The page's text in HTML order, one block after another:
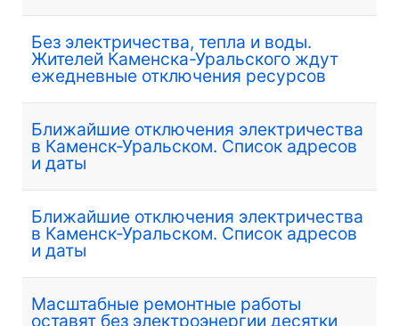
Без электричества, тепла и воды.
Жителей Каменска-Уральского ждут
ежедневные отключения ресурсов
Ближайшие отключения электричества
в Каменск-Уральском. Список адресов
и даты
Ближайшие отключения электричества
в Каменск-Уральском. Список адресов
и даты
Масштабные ремонтные работы
оставят без электроэнергии десятки